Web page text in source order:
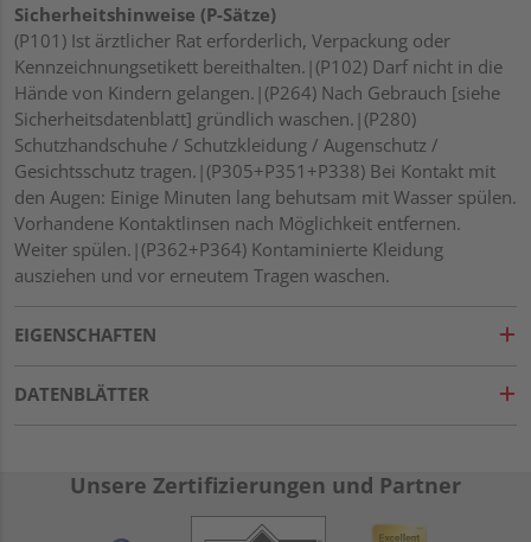
Sicherheitshinweise (P-Sätze)
(P101) Ist ärztlicher Rat erforderlich, Verpackung oder
Kennzeichnungsetikett bereithalten.|(P102) Darf nicht in die
Hände von Kindern gelangen.|(P264) Nach Gebrauch [siehe
Sicherheitsdatenblatt] gründlich waschen.|(P280)
Schutzhandschuhe / Schutzkleidung / Augenschutz /
Gesichtsschutz tragen.|(P305+P351+P338) Bei Kontakt mit
den Augen: Einige Minuten lang behutsam mit Wasser spülen.
Vorhandene Kontaktlinsen nach Möglichkeit entfernen.
Weiter spülen.|(P362+P364) Kontaminierte Kleidung
ausziehen und vor erneutem Tragen waschen.
EIGENSCHAFTEN
DATENBLÄTTER
Unsere Zertifizierungen und Partner